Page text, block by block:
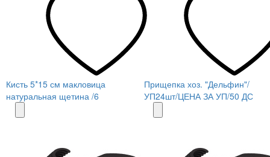
Кисть 5*15 см макловица
натуральная щетина /6
Прищепка хоз. "Дельфин"/
УП24шт/ЦЕНА ЗА УП/50 ДС